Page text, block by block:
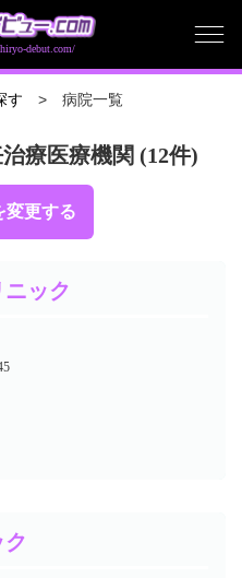
debut.com/
す 病院一覧
療医療機関 (12件)
変更する
ック